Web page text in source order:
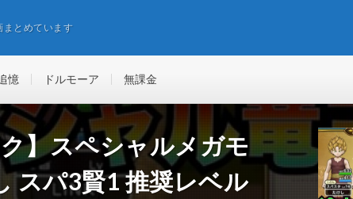
まとめています
憶 ドルモーア 無課金
】スペシャルメガモ
スパ3賢1 推奨レベル